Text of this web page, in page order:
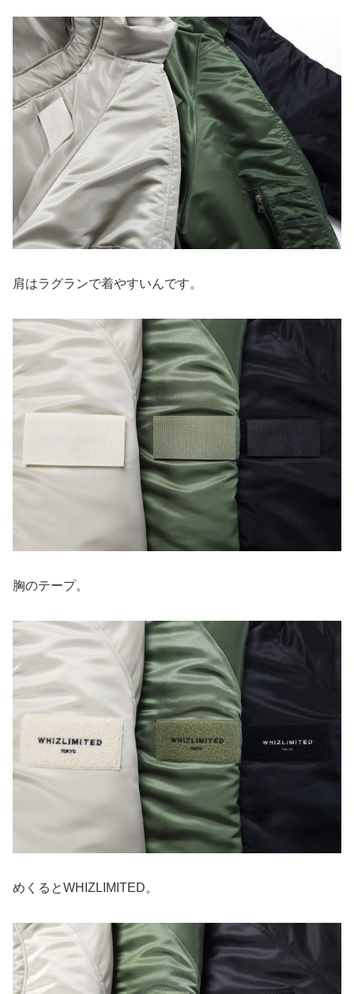
肩はラグランで着やすいんです。
胸のテープ。
めくるとWHIZLIMITED。